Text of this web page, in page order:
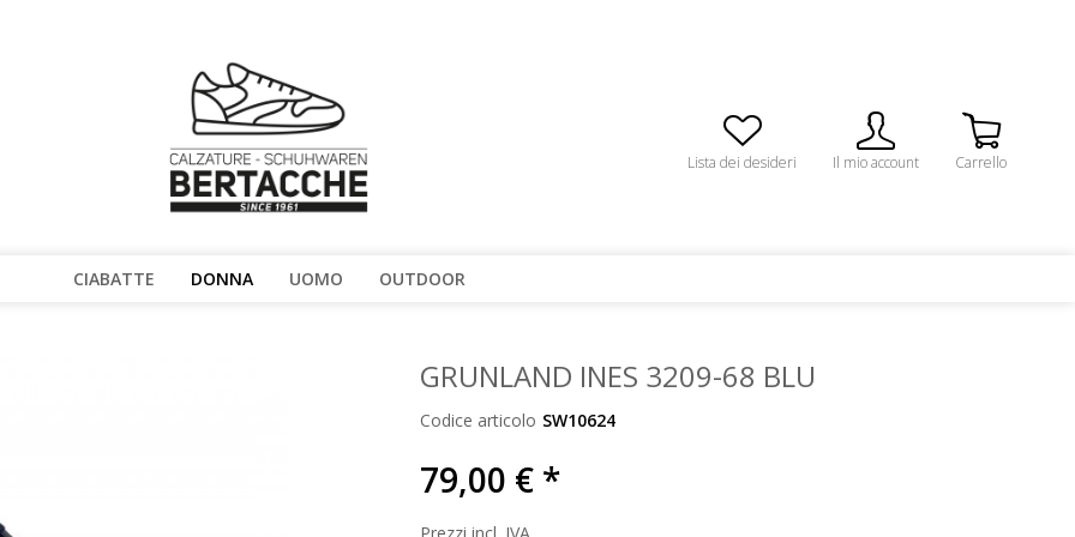
Lista dei desideri Il mio account Carrello
CIABATTE DONNA UOMO OUTDOOR
GRUNLAND INES 3209-68 BLU
Codice articolo SW10624
79,00 € *